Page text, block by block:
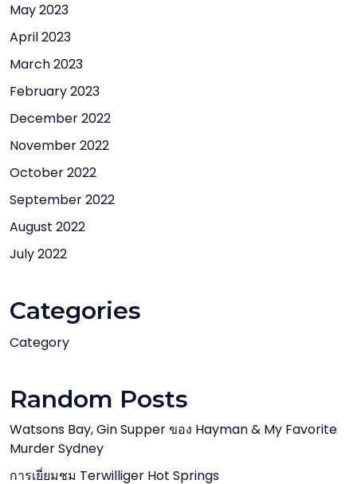
May 2023
April 2023
March 2023
February 2023
December 2022
November 2022
October 2022
September 2022
August 2022
July 2022
Categories
Category
Random Posts
Watsons Bay, Gin Supper ของ Hayman & My Favorite
Murder Sydney
การเยี่ยมชม Terwilliger Hot Springs